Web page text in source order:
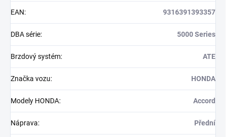
EAN: 9316391393357
DBA série: 5000 Series
Brzdový systém: ATE
Značka vozu: HONDA
Modely HONDA: Accord
Náprava: Přední